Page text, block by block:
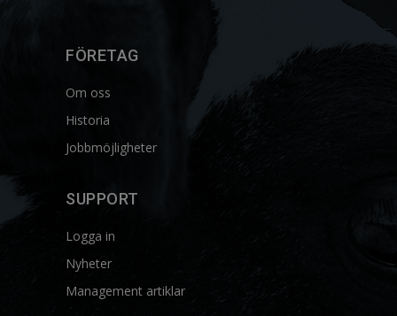
FÖRETAG
Om oss
Historia
Jobbmöjligheter
SUPPORT
Logga in
Nyheter
Management artiklar